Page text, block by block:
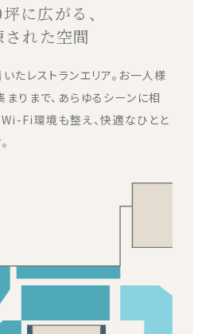
に広がる、
された空間
たレストランエリア。お一人様
りまで、あらゆるシーンに相
Fi環境も整え、快適なひとと